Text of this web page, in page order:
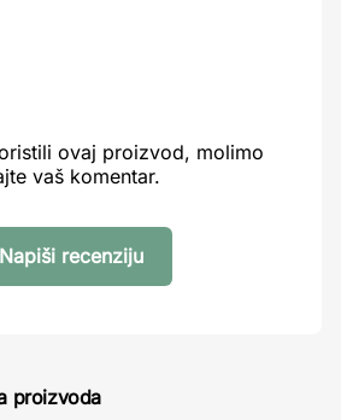
ovaj proizvod, molimo
vaš komentar.
Napiši recenziju
proizvoda